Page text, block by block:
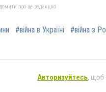
про це редакцію
#війна в Україні
#війна з
Авторизуйтесь, щоб